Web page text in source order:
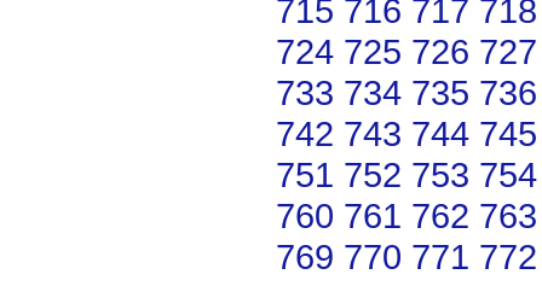
715 716 717 718
724 725 726 727
733 734 735 736
742 743 744 745
751 752 753 754
760 761 762 763
769 770 771 772